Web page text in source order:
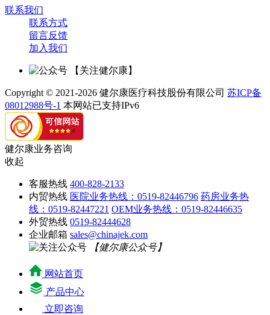
联系我们
联系方式
留言反馈
加入我们
【关注健尔康】
Copyright © 2021-2026 健尔康医疗科技股份有限公司 苏ICP备
08012988号-1 本网站已支持IPv6
健尔康业务咨询
收起
客服热线 400-828-2133
内贸热线 医院业务热线：0519-82446796 药房业务热
线：0519-82447221 OEM业务热线：0519-82446635
外贸热线 0519-82444628
企业邮箱 sales@chinajek.com
【健尔康公众号】
网站首页
产品中心
立即咨询